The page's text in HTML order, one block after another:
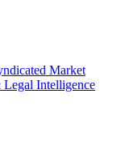
Market
Legal Intelligence